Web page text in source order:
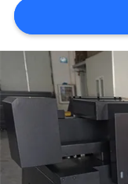
LIÊN
HỆ
CHÚNG
TÔI
TIN
TỨC